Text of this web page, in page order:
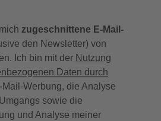
zugeschnittene E-Mail-
den Newsletter) von
Ich bin mit der Nutzung
Daten durch
Mail-Werbung, die Analyse
sowie die
und Analyse meiner